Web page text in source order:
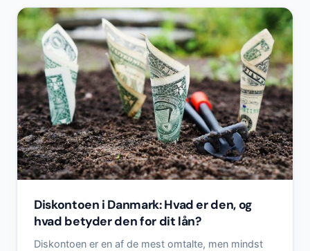
Diskontoen i Danmark: Hvad er den, og
hvad betyder den for dit lån?
Diskontoen er en af de mest omtalte, men mindst